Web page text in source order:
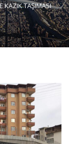
KAZIK TAŞIMASI